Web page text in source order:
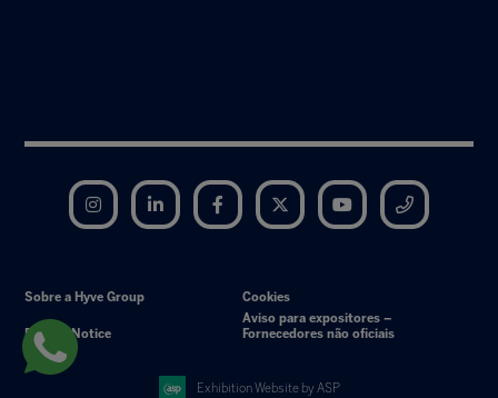
Instagram LinkedIn Facebook Twitter YouTube
Sobre a Hyve Group Cookies
Privacy Notice
Aviso para expositores –
Fornecedores não oficiais
Exhibition Website by ASP